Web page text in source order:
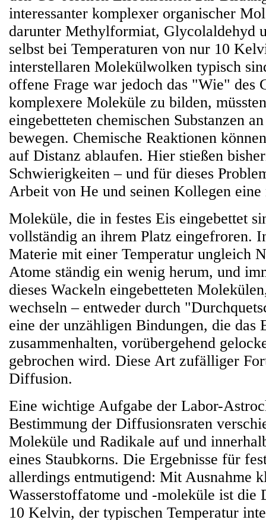
interessanter komplexer organischer
darunter Methylformiat, Glycolaldehyd
selbst bei Temperaturen von nur 10
interstellaren Molekülwolken typisch
offene Frage war jedoch das "Wie" des
komplexere Moleküle zu bilden,
eingebetteten chemischen Substanzen
bewegen. Chemische Reaktionen
auf Distanz ablaufen. Hier stießen
Schwierigkeiten – und für dieses
Arbeit von He und seinen Kollegen
Moleküle, die in festes Eis eingebettet
vollständig an ihrem Platz eingefroren.
Materie mit einer Temperatur ungleich
Atome ständig ein wenig herum, und
dieses Wackeln eingebetteten
wechseln – entweder durch
eine der unzähligen Bindungen, die das
zusammenhalten, vorübergehend
gebrochen wird. Diese Art zufälliger
Diffusion.
Eine wichtige Aufgabe der Labor-
Bestimmung der Diffusionsraten
Moleküle und Radikale auf und
eines Staubkorns. Die Ergebnisse für
allerdings entmutigend: Mit Ausnahme
Wasserstoffatome und -moleküle ist
10 Kelvin, der typischen Temperatur